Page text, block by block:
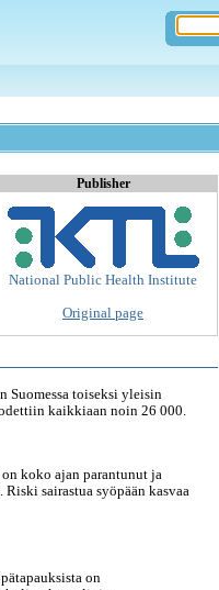
Publisher
National Public Health Institute
Original page
Suomessa toiseksi yleisin
kaikkiaan noin 26 000.
on koko ajan parantunut ja
sairastua syöpään kasvaa
on